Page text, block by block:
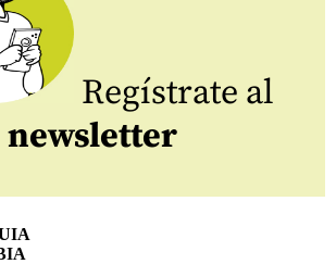
Regístrate al
newsletter